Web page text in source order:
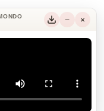
− ×